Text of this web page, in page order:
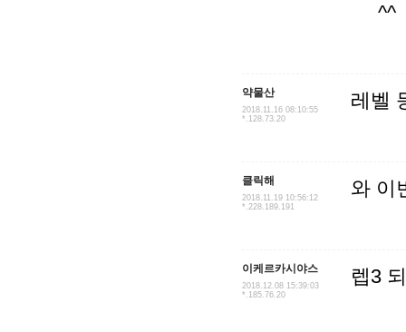
^^
약물산
2018.11.16 08:10:55
*.128.73.20
레벨
클릭해
2018.11.19 10:56:12
*.228.189.191
와 이
이케르카시야스
2018.12.08 15:39:03
*.185.76.20
렙3